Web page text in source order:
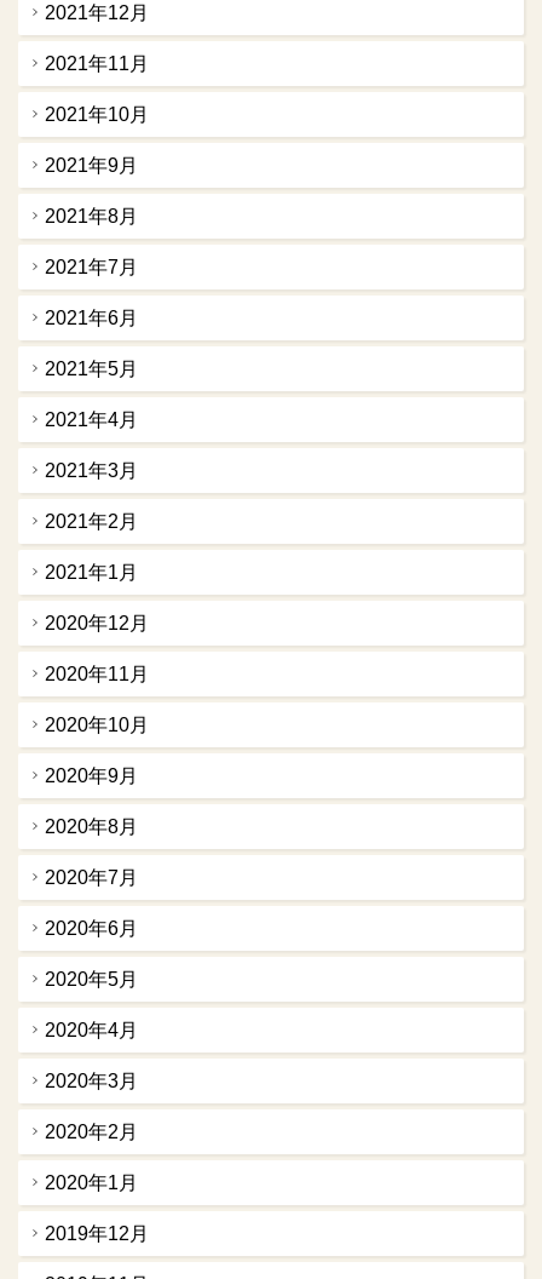
2021年12月
2021年11月
2021年10月
2021年9月
2021年8月
2021年7月
2021年6月
2021年5月
2021年4月
2021年3月
2021年2月
2021年1月
2020年12月
2020年11月
2020年10月
2020年9月
2020年8月
2020年7月
2020年6月
2020年5月
2020年4月
2020年3月
2020年2月
2020年1月
2019年12月